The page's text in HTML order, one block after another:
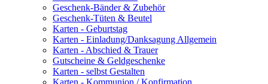
Geschenk-Bänder & Zubehör
Geschenk-Tüten & Beutel
Karten - Geburtstag
Karten - Einladung/Danksagung Allgemein
Karten - Abschied & Trauer
Gutscheine & Geldgeschenke
Karten - selbst Gestalten
Karten - Kommunion / Konfirmation